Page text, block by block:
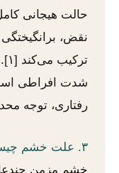
حالت هیجانی
نقض، برانگیختگی
ترکیب می‌کند [۱].
شدت افراطی
رفتاری، توجه
۳. علت خشم چیست؟ چرا همیشه عصبانی هستم؟
خشم مزمن